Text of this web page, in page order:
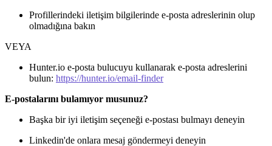
Profillerindeki iletişim bilgilerinde e-posta adreslerinin olup
olmadığına bakın
VEYA
Hunter.io e-posta bulucuyu kullanarak e-posta adreslerini
bulun: https://hunter.io/email-finder
E-postalarını bulamıyor musunuz?
Başka bir iyi iletişim seçeneği e-postası bulmayı deneyin
Linkedin'de onlara mesaj göndermeyi deneyin